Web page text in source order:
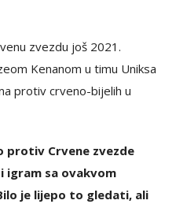
zvezdu još 2021.
Kenanom u timu Uniksa
protiv crveno-bijelih u
protiv Crvene zvezde
igram sa ovakvom
je lijepo to gledati, ali